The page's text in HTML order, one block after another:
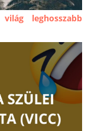
leghosszabb